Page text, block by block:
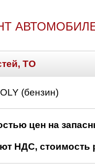
АВТОМОБИЛЕЙ
ТО
(бензин)
цен на
НДС, стоимость